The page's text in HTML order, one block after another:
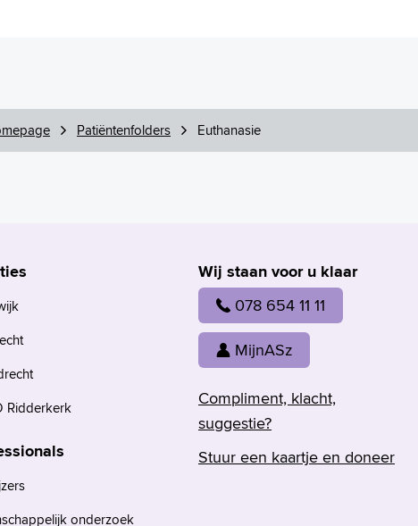
Patiëntenfolders Euthanasie
Wij staan voor u klaar
078 654 11 11
MijnASz
Compliment, klacht,
suggestie?
Stuur een kaartje en doneer
Ridderkerk
onderzoek